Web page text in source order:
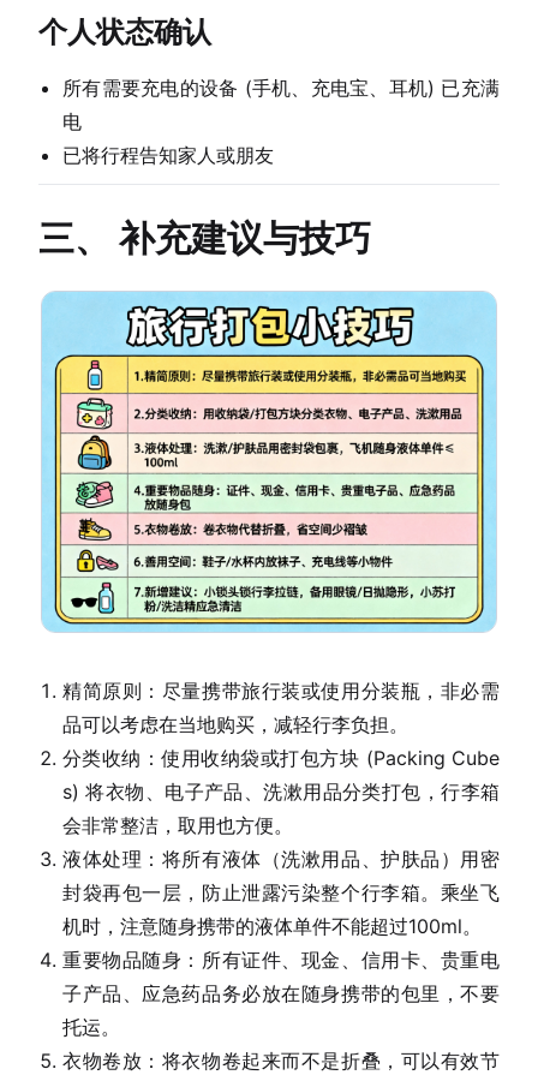
个人状态确认
所有需要充电的设备 (手机、充电宝、耳机) 已充满
电
已将行程告知家人或朋友
三、 补充建议与技巧
精简原则：尽量携带旅行装或使用分装瓶，非必需
品可以考虑在当地购买，减轻行李负担。
分类收纳：使用收纳袋或打包方块 (Packing Cube
s) 将衣物、电子产品、洗漱用品分类打包，行李箱
会非常整洁，取用也方便。
液体处理：将所有液体（洗漱用品、护肤品）用密
封袋再包一层，防止泄露污染整个行李箱。乘坐飞
机时，注意随身携带的液体单件不能超过100ml。
重要物品随身：所有证件、现金、信用卡、贵重电
子产品、应急药品务必放在随身携带的包里，不要
托运。
衣物卷放：将衣物卷起来而不是折叠，可以有效节